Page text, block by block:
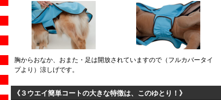
胸からおなか、おまた・足は開放されていますので（フルカバータイ
プより）涼しげです。
《３ウエイ簡単コートの大きな特徴は、このゆとり！》